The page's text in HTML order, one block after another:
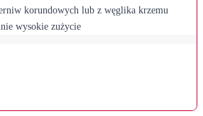
korundowych lub z węglika krzemu
wysokie zużycie